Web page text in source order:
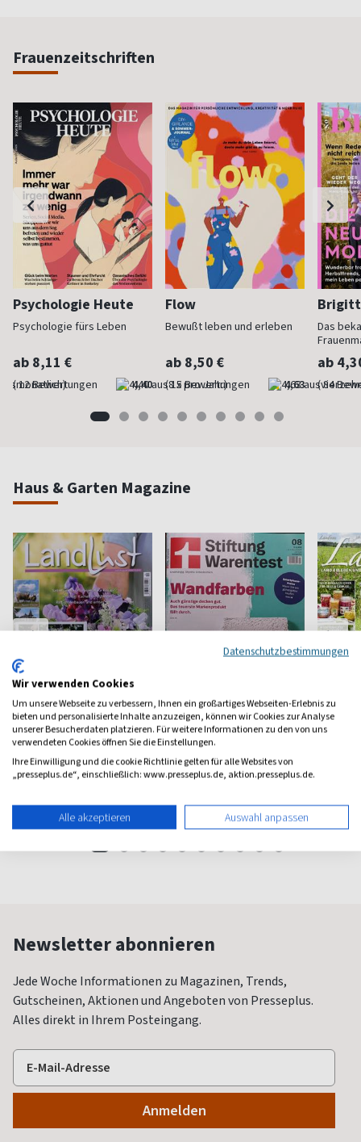
Frauenzeitschriften
Psychologie Heute
Psychologie fürs Leben
ab 8,11 €
(monatlich) 4,40
Flow
Bewußt leben und erleben
ab 8,50 €
(8 x pro Jahr) 4,63
Das
ab
Haus & Garten Magazine
Landlust
Schönstes Landleben
(alle 2 Monate)
Stiftung Warentest
Zeitschrift der Stiftung
Warentest
4,14
Newsletter abonnieren
Jede Woche Informationen zu Magazinen, Trends,
Gutscheinen, Aktionen und Angeboten von Presseplus.
Alles direkt in Ihrem Posteingang.
Datenschutzbestimmungen
Wir verwenden Cookies
Um unsere Webseite zu verbessern, Ihnen ein großartiges Webseiten-Erlebnis zu
bieten und personalisierte Inhalte anzuzeigen, können wir Cookies zur Analyse
unserer Besucherdaten platzieren. Für weitere Informationen zu den von uns
verwendeten Cookies öffnen Sie die Einstellungen.
Ihre Einwilligung und die cookie Richtlinie gelten für alle Websites von
„presseplus.de“, einschließlich: www.presseplus.de, aktion.presseplus.de.
Alle akzeptieren Auswahl anpassen